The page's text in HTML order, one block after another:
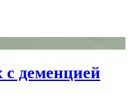
с деменцией